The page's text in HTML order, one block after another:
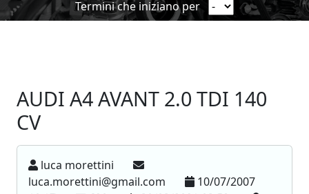
Termini che iniziano per
AUDI A4 AVANT 2.0 TDI 140
CV
luca morettini
luca.morettini@gmail.com
10/07/2007